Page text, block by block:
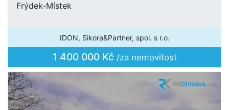
Frýdek-Místek
IDON, Sikora&Partner, spol. s r.o.
1 400 000 Kč /za nemovitost